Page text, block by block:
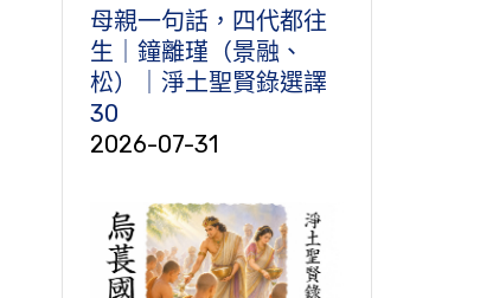
母親一句話，四代都往
生｜鐘離瑾（景融、
松）｜淨土聖賢錄選譯
30
2026-07-31